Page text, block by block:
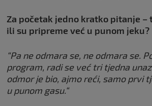
Za početak jedno kratko pitanje –
ili su pripreme već u punom jeku?
“Pa ne odmara se, ne odmara se.
program, radi se već tri tjedna
odmor je bio, ajmo reći, samo prvi
u punom gasu.“